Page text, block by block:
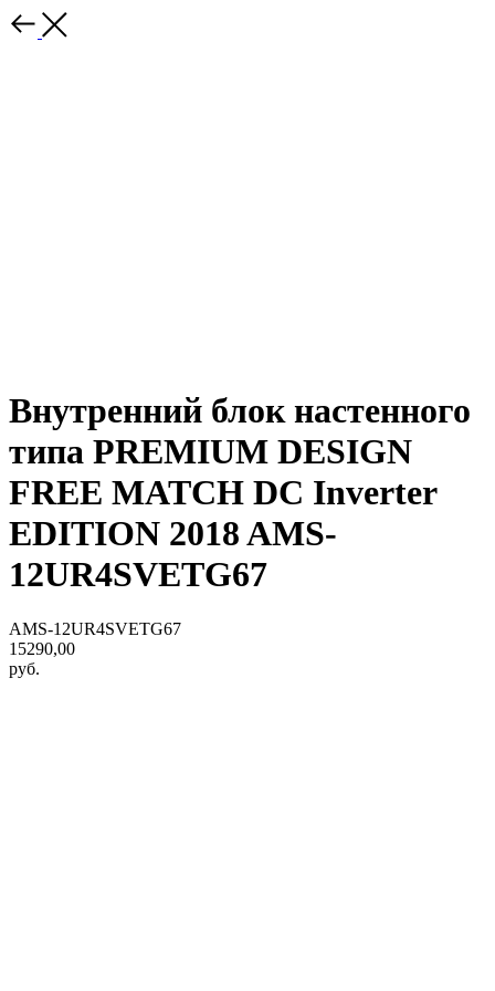
Внутренний блок настенного
типа PREMIUM DESIGN
FREE MATCH DC Inverter
EDITION 2018 AMS-
12UR4SVETG67
AMS-12UR4SVETG67
15290,00
руб.